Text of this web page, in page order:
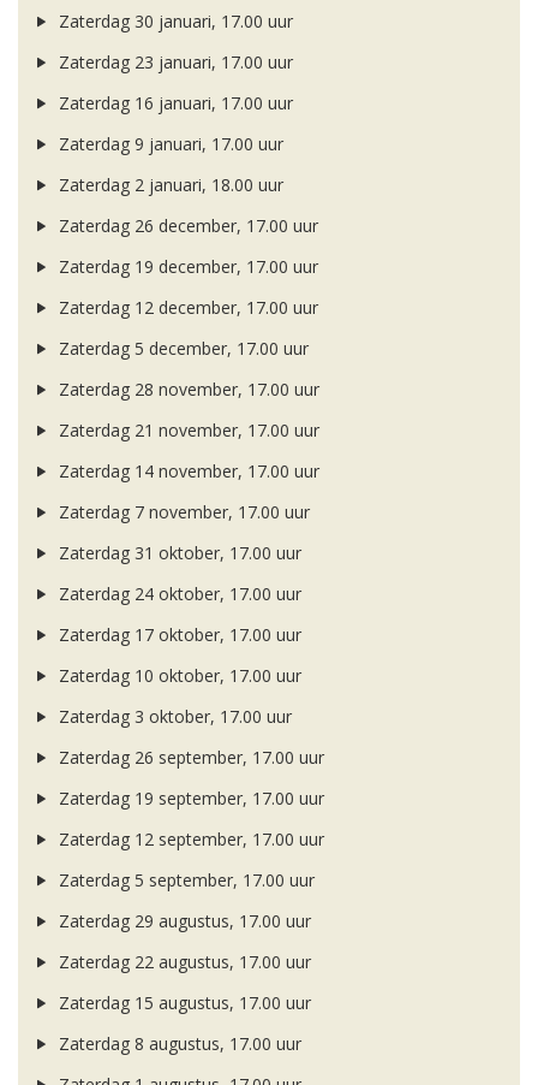
Zaterdag 30 januari, 17.00 uur
Zaterdag 23 januari, 17.00 uur
Zaterdag 16 januari, 17.00 uur
Zaterdag 9 januari, 17.00 uur
Zaterdag 2 januari, 18.00 uur
Zaterdag 26 december, 17.00 uur
Zaterdag 19 december, 17.00 uur
Zaterdag 12 december, 17.00 uur
Zaterdag 5 december, 17.00 uur
Zaterdag 28 november, 17.00 uur
Zaterdag 21 november, 17.00 uur
Zaterdag 14 november, 17.00 uur
Zaterdag 7 november, 17.00 uur
Zaterdag 31 oktober, 17.00 uur
Zaterdag 24 oktober, 17.00 uur
Zaterdag 17 oktober, 17.00 uur
Zaterdag 10 oktober, 17.00 uur
Zaterdag 3 oktober, 17.00 uur
Zaterdag 26 september, 17.00 uur
Zaterdag 19 september, 17.00 uur
Zaterdag 12 september, 17.00 uur
Zaterdag 5 september, 17.00 uur
Zaterdag 29 augustus, 17.00 uur
Zaterdag 22 augustus, 17.00 uur
Zaterdag 15 augustus, 17.00 uur
Zaterdag 8 augustus, 17.00 uur